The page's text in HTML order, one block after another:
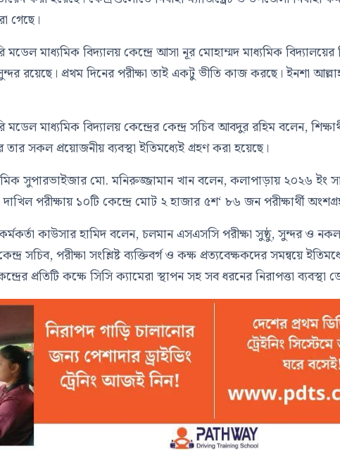
গেছে।
মাধ্যমিক বিদ্যালয় কেন্দ্রে আসা নূর মোহাম্মদ মাধ্যমিক বিদ্যালয়ের
রয়েছে। প্রথম দিনের পরীক্ষা তাই একটু ভীতি কাজ করছে। ইনশা
মাধ্যমিক বিদ্যালয় কেন্দ্রের কেন্দ্র সচিব আবদুর রহিম বলেন,
তার সকল প্রয়োজনীয় ব্যবস্থা ইতিমধ্যেই গ্রহণ করা হয়েছে।
সুপারভাইজার মো. মনিরুজ্জামান খান বলেন, কলাপাড়ায় ২০২৬ ইং
পরীক্ষায় ১০টি কেন্দ্রে মোট ২ হাজার ৫শ‘ ৮৬ জন পরীক্ষার্থী
কাউসার হামিদ বলেন, চলমান এসএসসি পরীক্ষা সুষ্ঠু, সুন্দর ও
সচিব, পরীক্ষা সংশ্লিষ্ট ব্যক্তিবর্গ ও কক্ষ প্রত্যবেক্ষকদের সমন্বয়ে
প্রতিটি কক্ষে সিসি ক্যামেরা স্থাপন সহ সব ধরনের নিরাপত্তা